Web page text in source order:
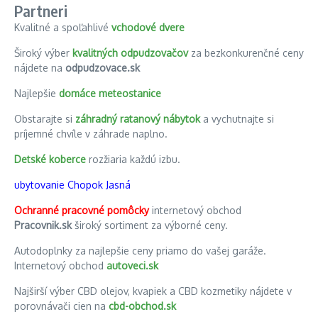
Partneri
Kvalitné a spoľahlivé vchodové dvere
Široký výber kvalitných odpudzovačovza bezkonkurenčné ceny
nájdete na odpudzovace.sk
Najlepšie domáce meteostanice
Obstarajte si záhradný ratanový nábytoka vychutnajte si
príjemné chvíle v záhrade naplno.
Detské koberce rozžiaria každú izbu.
ubytovanie Chopok Jasná
Ochranné pracovné pomôckyinternetový obchod
Pracovnik.skširoký sortiment za výborné ceny.
Autodoplnky za najlepšie ceny priamo do vašej garáže.
Internetový obchod autoveci.sk
Najširší výber CBD olejov, kvapiek a CBD kozmetiky nájdete v
porovnávači cien na cbd-obchod.sk